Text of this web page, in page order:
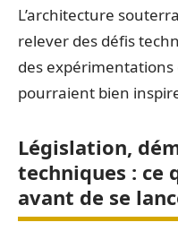
L’architecture
relever des défis
des expérimentations
pourraient bien
Législation,
techniques : ce
avant de se